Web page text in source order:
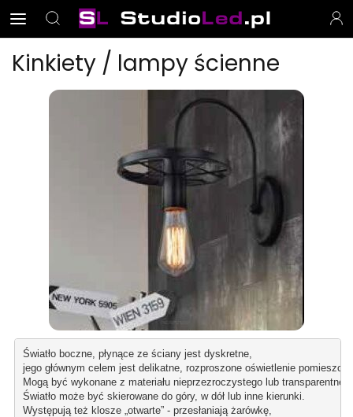
Kinkiety / lampy ścienne
Światło boczne, płynące ze ściany jest dyskretne,
jego głównym celem jest delikatne, rozproszone oświetlenie
Mogą być wykonane z materiału nieprzezroczystego lub
Światło może być skierowane do góry, w dół lub inne kierunki.
Występują też klosze „otwarte” - przesłaniają żarówkę,